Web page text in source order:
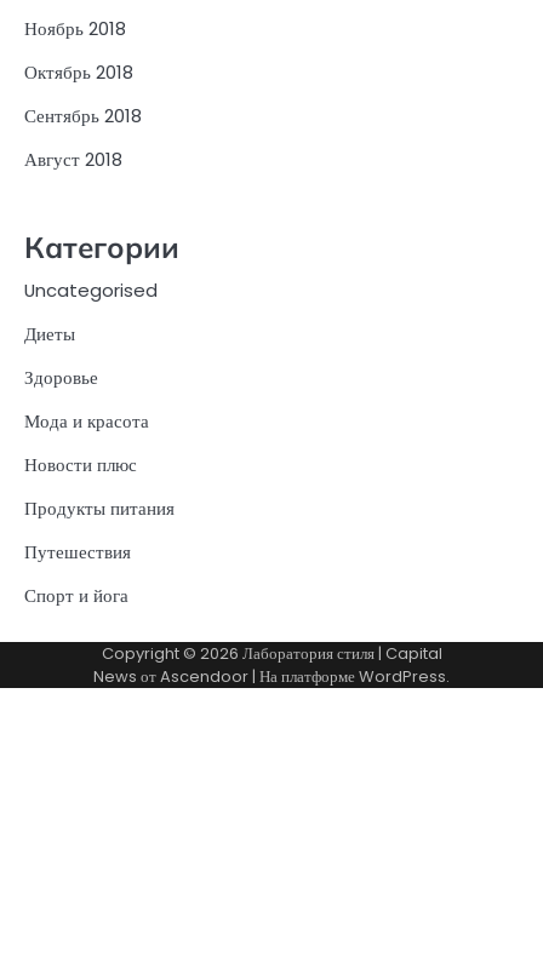
Ноябрь 2018
Октябрь 2018
Сентябрь 2018
Август 2018
Категории
Uncategorised
Диеты
Здоровье
Мода и красота
Новости плюс
Продукты питания
Путешествия
Спорт и йога
Copyright © 2026 Лаборатория стиля| Capital
News отAscendoor| На платформеWordPress.